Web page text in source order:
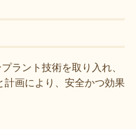
ラント技術を取り入れ、
画により、安全かつ効果